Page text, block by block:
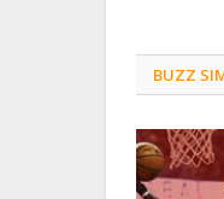
BUZZ